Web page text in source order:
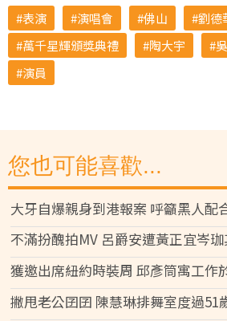
表演 演唱會 佛山
劉德
萬千星輝頒獎典禮
陶大宇
演員
您也可能喜歡...
大牙自爆親身到港報案 呼籲黑人配
不滿扮醜拍MV 呂爵安遭黃正宜岑
獲邀出席紐約時裝周 邱彥筒寓工作
撇甩老公囝囝 陳慧琳排舞室度過51